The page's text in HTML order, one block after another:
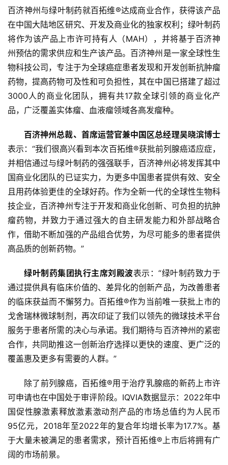
页
资
讯
商
业
消
活
科
技
财
经
专
题
汽
车
·
源
登录 注册
百济神州与绿叶制药就百拓维®达成商业合作，获得该产品
在中国大陆地区研究、开发及商业化的独家权利；绿叶制药
将作为该产品上市许可持有人（MAH），并将基于百济神
州预估的需求供应和生产该产品。百济神州是一家全球性生
物科技公司，专注于为全球癌症患者发现和开发创新抗肿瘤
药物，提高药物可及性和可负担性，其在中国已搭建了超过
3000人的商业化团队，拥有共17款全球引领的商业化产
品，广泛覆盖实体瘤、血液瘤领域各高发瘤种。
百济神州总裁、首席运营官兼中国区总经理吴晓滨博士
表示：“我们很高兴看到本次百拓维®获批前列腺癌适应症，
并相信通过与绿叶制药的强强联手，百济神州必将发挥其中
国商业化团队的已证实力，为更多中国患者提供有效、安全
且用药体验更佳的全球好药。作为全新一代的全球性生物科
技企业，百济神州专注于开发和商业化创新、可负担的抗肿
瘤药物，并致力于通过强大的自主研发能力和外部战略合
作，借助不断加强的产品组合优势，为尽可能多的患者提供
高品质的创新药物。”
绿叶制药集团执行主席刘殿波表示：“绿叶制药致力于
通过提供具有临床价值的、差异化的创新产品，为改善患者
的临床获益而不懈努力。百拓维®作为当前唯一获批上市的
戈舍瑞林微球制剂，再次印证了我们以领先的微球技术平台
服务于患者所需的决心与承诺。我们期待与百济神州的紧密
合作，共同助推这一创新治疗选择以更快的速度、更广泛的
覆盖惠及更多有需要的人群。”
除了前列腺癌，百拓维®用于治疗乳腺癌的新药上市许
可申请也在中国处于审评阶段。IQVIA数据显示：2022年中
国促性腺激素释放激素激动剂产品的市场总值约为人民币
95亿元，2018年至2022年的复合年均增长率为17.7%。基
于大量未被满足的患者需求，预计百拓维®上市后将拥有广
阔的市场前景。